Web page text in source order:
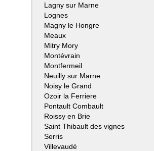
Lagny sur Marne
Lognes
Magny le Hongre
Meaux
Mitry Mory
Montévrain
Montfermeil
Neuilly sur Marne
Noisy le Grand
Ozoir la Ferriere
Pontault Combault
Roissy en Brie
Saint Thibault des vignes
Serris
Villevaudé